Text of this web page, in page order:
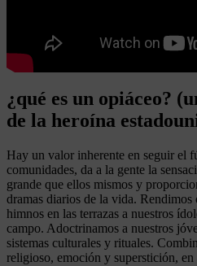
¿qué es un opiáceo?
de la heroína
Hay un valor inherente en seguir el
comunidades, da a la gente la
grande que ellos mismos y
dramas diarios de la vida.
himnos en las terrazas a nuestros
campo. Adoctrinamos a nuestros
sistemas culturales y rituales.
religioso, emoción y superstición,